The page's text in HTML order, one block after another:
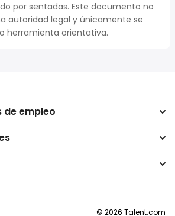
por sentadas. Este documento no
autoridad legal y únicamente se
herramienta orientativa.
de empleo
© 2026 Talent.com